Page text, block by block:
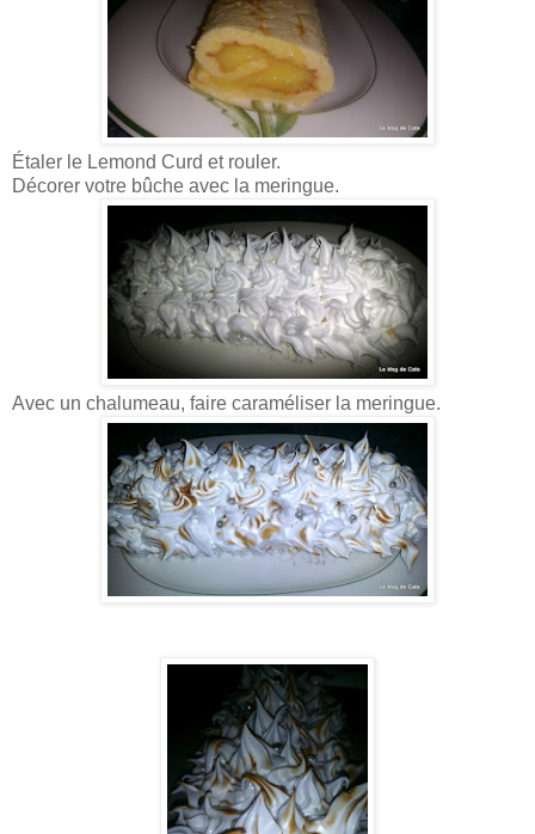
Étaler le Lemond Curd et rouler.
Décorer votre bûche avec la meringue.
Avec un chalumeau, faire caraméliser la meringue.